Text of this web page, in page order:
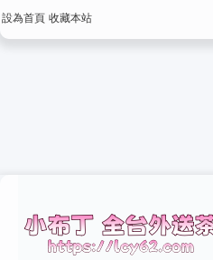
設為首頁 收藏本站